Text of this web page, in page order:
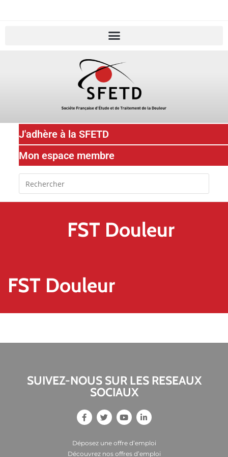
J'adhère à la SFETD
Mon espace membre
FST Douleur
FST Douleur
SUIVEZ-NOUS SUR LES RESEAUX
SOCIAUX
Déposez une offre d’emploi
Découvrez nos offres d’emploi